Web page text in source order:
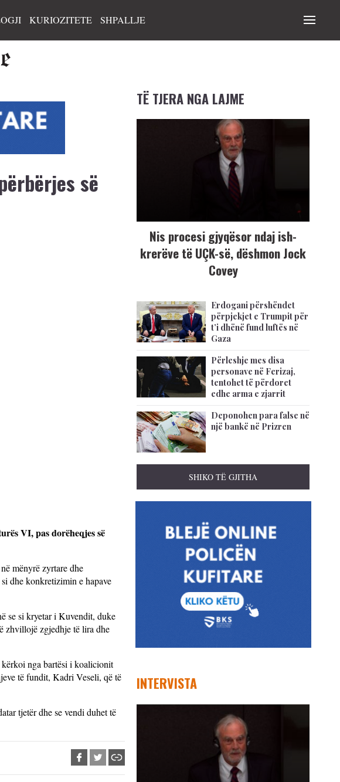
KURIOZITETE SHPALLJE
së
VI, pas dorëheqjes së
mënyrë zyrtare dhe
dhe konkretizimin e hapave
se si kryetar i Kuvendit, duke
zhvillojë zgjedhje të lira dhe
kërkoi nga bartësi i koalicionit
të fundit, Kadri Veseli, që të
tjetër dhe se vendi duhet të
TË TJERA NGA LAJME
Nis procesi gjyqësor ndaj ish-
krerëve të UÇK-së, dëshmon Jock
Covey
Erdogani përshëndet
përpjekjet e Trumpit për
t’i dhënë fund luftës në
Gaza
Përleshje mes disa
personave në Ferizaj,
tentohet të përdoret
edhe arma e zjarrit
Deponohen para false në
një bankë në Prizren
SHIKO TË GJITHA
INTERVISTA